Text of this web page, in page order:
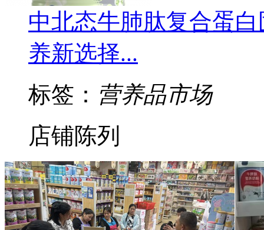
中北态牛肺肽复合蛋
养新选择...
标签： 营养品市场
店铺陈列